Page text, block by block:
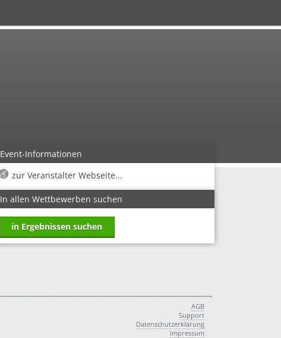
Event-Informationen
zur Veranstalter Webseite...
In allen Wettbewerben suchen
in Ergebnissen suchen
AGB
Support
Datenschutzerklärung
Impressum